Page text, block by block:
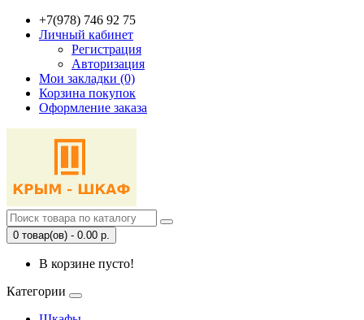
+7(978) 746 92 75
Личный кабинет
Регистрация
Авторизация
Мои закладки (0)
Корзина покупок
Оформление заказа
0 товар(ов) - 0.00 р.
В корзине пусто!
Категории